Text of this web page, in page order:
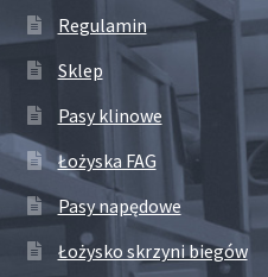
Regulamin
Sklep
Pasy klinowe
Łożyska FAG
Pasy napędowe
Łożysko skrzyni biegów